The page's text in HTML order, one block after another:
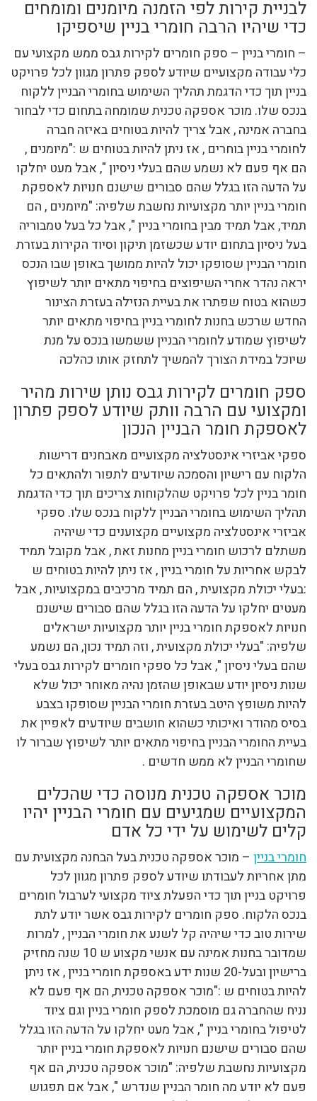
לבניית קירות לפי הזמנה מיומנים ומומחים
כדי שיהיו הרבה חומרי בניין שיספיקו
– חומרי בניין – ספק חומרים לקירות גבס ממש מקצועי עם
כלי עבודה מקצועיים שיודע לספק פתרון מגוון לכל פרויקט
בניין תוך כדי הדגמת תהליך השימוש בחומרי הבניין ללקוח
בנכס שלו. מוכר אספקה טכנית שמומחה בתחום כדי לבחור
בחברה אמינה , אבל צריך להיות בטוחים באיזה חברה
לחומרי בניין בוחרים , אז ניתן להיות בטוחים ש :"מיומנים ,
הם אף פעם לא נשמע שהם בעלי ניסיון ", אבל מעט יחלקו
על הדעה הזו בגלל שהם סבורים שישנם חנויות לאספקת
חומרי בניין יותר מקצועיות נחשבת שלפיה: "מיומנים , הם
תמיד, אבל תמיד מבין בחומרי בניין ", אבל כל בעל טמבוריה
בעל ניסיון בתחום יודע שכשזמן תיקון וסיוד הקירות בעזרת
חומרי הבניין שסופקו יכול להיות ממושך באופן שבו הנכס
יראה נהדר אחרי השיפוצים בחיפוי מתאים יותר לשיפוץ
כשהוא בטוח שפתרו את בעיית הנזילה בעזרת הצינור
החדש שרכש בחנות לחומרי בניין בחיפוי מתאים יותר
לשיפוץ שמודע לחומרי הבניין ששמשו בנכס על מנת
שיוכל במידת הצורך להמשיך לתחזק אותו כהלכה
ספק חומרים לקירות גבס נותן שירות מהיר
ומקצועי עם הרבה וותק שיודע לספק פתרון
לאספקת חומר הבניין הנכון
ספקי אביזרי אינסטלציה מקצועיים מאבחנים דרישות
הלקוח עם רישיון והסמכה שיודעים לתפור ולהתאים כל
חומר בניין לכל פרויקט שהלקוחות צריכים תוך כדי הדגמת
תהליך השימוש בחומרי הבניין ללקוח בנכס שלו. ספקי
אביזרי אינסטלציה מקצועיים מקצוענים כדי שיהיה
משתלם לרכוש חומרי בניין מחנות זאת , אבל מקובל תמיד
לבקש אחריות על חומרי בניין , אז ניתן להיות בטוחים ש
:בעלי יכולת מקצועית , הם תמיד מרכיבים במקצועיות , אבל
מעטים יחלקו על הדעה הזו בגלל שהם סבורים שישנם
חנויות לאספקת חומרי בניין יותר מקצועיות ישראלים
שלפיה: "בעלי יכולת מקצועית , וזה תמיד נכון, הם נשמע
שהם בעלי ניסיון ", אבל כל ספקי חומרים לקירות גבס בעלי
שנות ניסיון יודע שבאופן שהזמן נהיה מאוחר יכול שלא
להיות משופץ היטב בעזרת חומרי הבניין שסופקו בצבע
בסיס מהודר ואיכותי כשהוא חושבים שיודעים לאפיין את
בעיית החומרי הבניין בחיפוי מתאים יותר לשיפוץ שברור לו
שחומרי הבניין לא ממש חדשים .
מוכר אספקה טכנית מנוסה כדי שהכלים
המקצועיים שמגיעים עם חומרי הבניין יהיו
קלים לשימוש על ידי כל אדם
חומרי בניין – מוכר אספקה טכנית בעל הבחנה מקצועית עם
מתן אחריות לעבודתו שיודע לספק פתרון מגוון לכל
פרויקט בניין תוך כדי הפעלת ציוד מקצועי לערבול חומרים
בנכס הלקוח. ספק חומרים לקירות גבס אשר יודע לתת
שירות טוב כדי שיהיה קל לשנע את חומרי הבניין , למרות
שמדובר בחנות אמינה עם אנשי מקצוע ש 10 שנה מחזיק
ברישיון ובעל-20 שנות ידע באספקת חומרי בניין , אז ניתן
להיות בטוחים ש :"מוכר אספקה טכנית, הם אף פעם לא
נניח שהחברה גם מוסמכת לספק חומרי בניין וגם ציוד
לטיפול בחומרי בניין ", אבל מעט יחלקו על הדעה הזו בגלל
שהם סבורים שישנם חנויות לאספקת חומרי בניין יותר
מקצועיות נחשבת שלפיה: "מוכר אספקה טכנית, הם אף
פעם לא יודע מה חומר הבניין שנדרש ", אבל אם תפגוש